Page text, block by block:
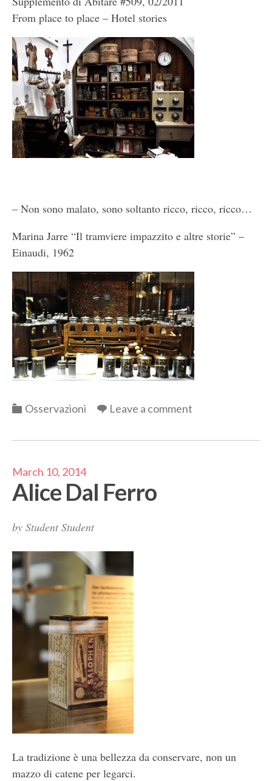
From place to place – Hotel stories
– Non sono malato, sono soltanto ricco, ricco, ricco…
Marina Jarre “Il tramviere impazzito e altre storie” –
Einaudi, 1962
Categories
Osservazioni Leave a comment
March 10, 2014
Alice Dal Ferro
by Student Student
La tradizione è una bellezza da conservare, non un
mazzo di catene per legarci.